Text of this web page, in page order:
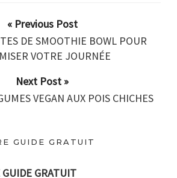
« Previous Post
DE SMOOTHIE BOWL POUR
VOTRE JOURNÉE
Next Post »
VEGAN AUX POIS CHICHES
GUIDE GRATUIT
GUIDE GRATUIT